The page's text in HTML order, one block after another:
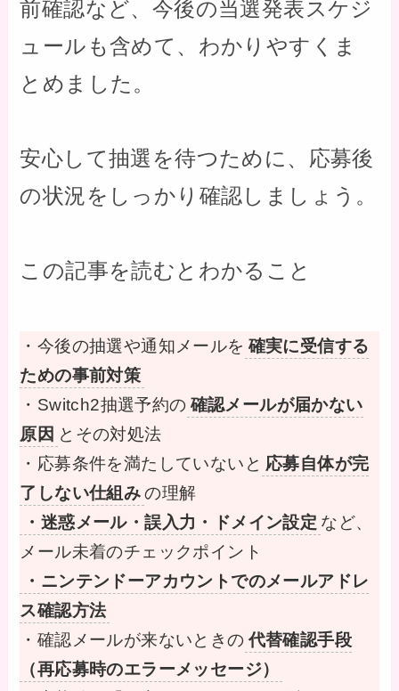
前確認など、今後の当選発表スケジ
ュールも含めて、わかりやすくま
とめました。
安心して抽選を待つために、応募後
の状況をしっかり確認しましょう。
この記事を読むとわかること
・今後の抽選や通知メールを 確実に受信する
ための事前対策
・Switch2抽選予約の 確認メールが届かない
原因 とその対処法
・応募条件を満たしていないと 応募自体が完
了しない仕組み の理解
・迷惑メール・誤入力・ドメイン設定 など、
メール未着のチェックポイント
・ニンテンドーアカウントでのメールアドレ
ス確認方法
・確認メールが来ないときの 代替確認手段
（再応募時のエラーメッセージ）